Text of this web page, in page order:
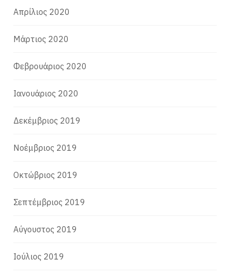
Απρίλιος 2020
Μάρτιος 2020
Φεβρουάριος 2020
Ιανουάριος 2020
Δεκέμβριος 2019
Νοέμβριος 2019
Οκτώβριος 2019
Σεπτέμβριος 2019
Αύγουστος 2019
Ιούλιος 2019